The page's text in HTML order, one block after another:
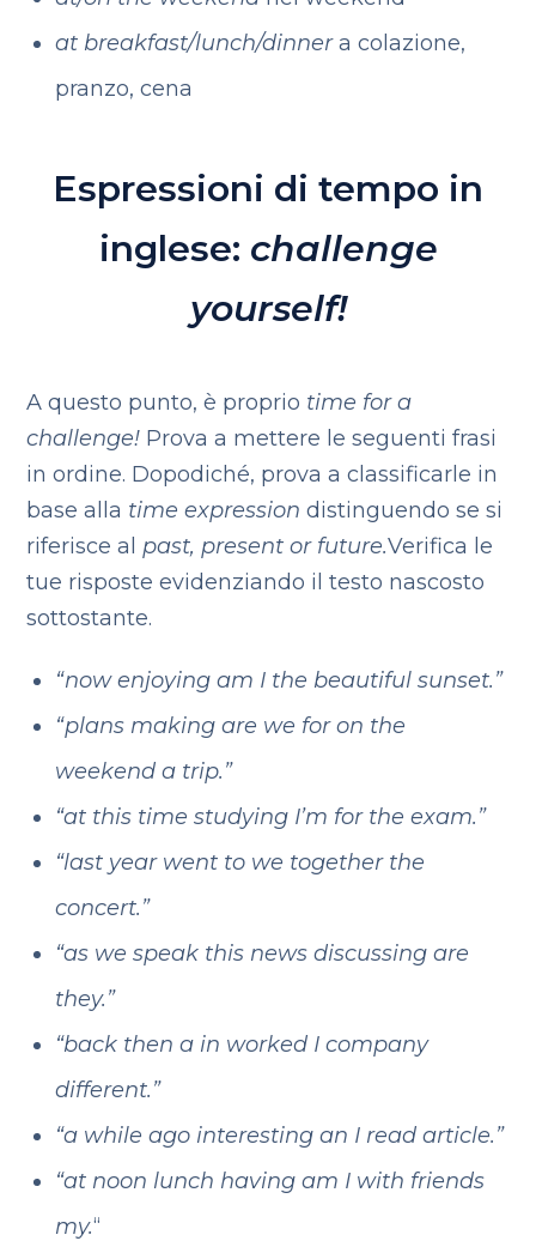
at breakfast/lunch/dinnera colazione,
pranzo, cena
Espressioni di tempo in
inglese: challenge
yourself!
A questo punto, è proprio time for a
challenge! Prova a mettere le seguenti frasi
in ordine. Dopodiché, prova a classificarle in
base alla time expressiondistinguendo se si
riferisce al past, present or future.Verifica le
tue risposte evidenziando il testo nascosto
sottostante.
“now enjoying am I the beautiful sunset.”
“plans making are we for on the
weekend a trip.”
“at this time studying I’m for the exam.”
“last year went to we together the
concert.”
“as we speak this news discussing are
they.”
“back then a in worked I company
different.”
“a while ago interesting an I read article.”
“at noon lunch having am I with friends
my.“